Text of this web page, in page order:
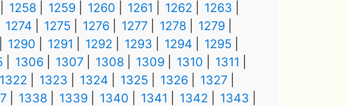
1258 1259 1260 1261 1262
1263
1274 1275 1276 1277 1278
1279
1290 1291 1292 1293 1294
1295
1306 1307 1308 1309 1310
1311
1322 1323 1324 1325 1326
1327
1338 1339 1340 1341 1342
1343